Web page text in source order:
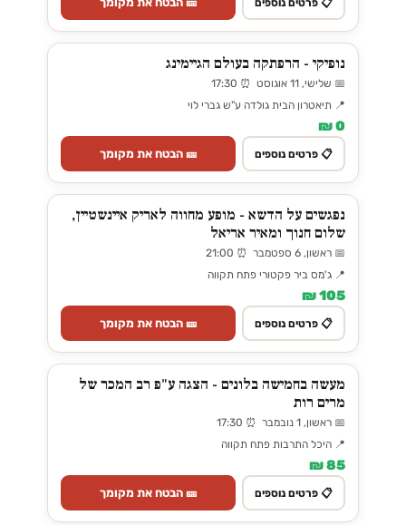
נופיקי - הרפתקה בעולם הגיימינג
📅 שלישי, 11 אוגוסט ⏰ 17:30
📍 תיאטרון הבית גולדה ע"ש גברי לוי
0 ₪
📋 פרטים נוספים 🎫 הבטח את מקומך
נפגשים על הדשא - מופע מחווה לאריק איינשטיין,
שלום חנוך ומאיר אריאל
📅 ראשון, 6 ספטמבר ⏰ 21:00
📍 ג'מס ביר פקטורי פתח תקווה
105 ₪
📋 פרטים נוספים 🎫 הבטח את מקומך
מעשה בחמישה בלונים - הצגה ע"פ רב המכר של
מרים רות
📅 ראשון, 1 נובמבר ⏰ 17:30
📍 היכל התרבות פתח תקווה
85 ₪
📋 פרטים נוספים 🎫 הבטח את מקומך